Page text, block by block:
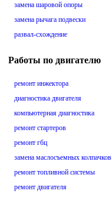
замена шаровой опоры
замена рычага подвески
развал-схождение
Работы по двигателю
ремонт инжектора
диагностика двигателя
компьютерная диагностика
ремонт стартеров
ремонт гбц
замена маслосъемных колпачков
ремонт топливной системы
ремонт двигателя